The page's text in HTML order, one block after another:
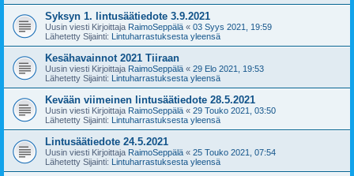
Syksyn 1. lintusäätiedote 3.9.2021
Uusin viesti Kirjoittaja RaimoSeppälä « 03 Syys 2021, 19:59
Lähetetty Sijainti: Lintuharrastuksesta yleensä
Kesähavainnot 2021 Tiiraan
Uusin viesti Kirjoittaja RaimoSeppälä « 29 Elo 2021, 19:53
Lähetetty Sijainti: Lintuharrastuksesta yleensä
Kevään viimeinen lintusäätiedote 28.5.2021
Uusin viesti Kirjoittaja RaimoSeppälä « 29 Touko 2021, 03:50
Lähetetty Sijainti: Lintuharrastuksesta yleensä
Lintusäätiedote 24.5.2021
Uusin viesti Kirjoittaja RaimoSeppälä « 25 Touko 2021, 07:54
Lähetetty Sijainti: Lintuharrastuksesta yleensä